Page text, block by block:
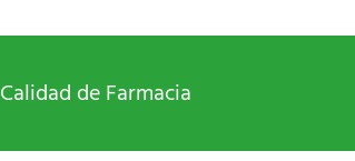
Calidad de Farmacia